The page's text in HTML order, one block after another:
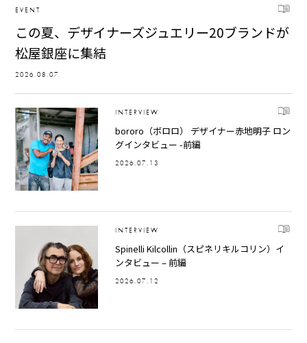
EVENT
この夏、デザイナーズジュエリー20ブランドが
松屋銀座に集結
2026.08.07
INTERVIEW
bororo（ボロロ） デザイナー赤地明子 ロン
グインタビュー -前編
2026.07.13
INTERVIEW
Spinelli Kilcollin（スピネリキルコリン）イ
ンタビュー – 前編
2026.07.12